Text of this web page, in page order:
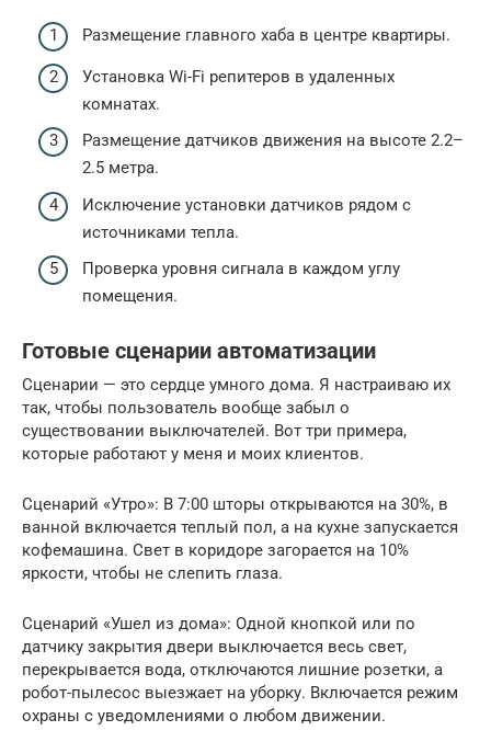
Размещение главного хаба в центре квартиры.
Установка Wi-Fi репитеров в удаленных
комнатах.
Размещение датчиков движения на высоте 2.2–
2.5 метра.
Исключение установки датчиков рядом с
источниками тепла.
Проверка уровня сигнала в каждом углу
помещения.
Готовые сценарии автоматизации
Сценарии — это сердце умного дома. Я настраиваю их
так, чтобы пользователь вообще забыл о
существовании выключателей. Вот три примера,
которые работают у меня и моих клиентов.
Сценарий «Утро»: В 7:00 шторы открываются на 30%, в
ванной включается теплый пол, а на кухне запускается
кофемашина. Свет в коридоре загорается на 10%
яркости, чтобы не слепить глаза.
Сценарий «Ушел из дома»: Одной кнопкой или по
датчику закрытия двери выключается весь свет,
перекрывается вода, отключаются лишние розетки, а
робот-пылесос выезжает на уборку. Включается режим
охраны с уведомлениями о любом движении.